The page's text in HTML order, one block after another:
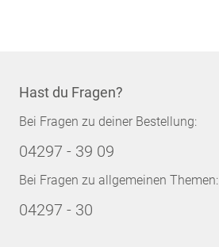
Hast du Fragen?
Bei Fragen zu deiner Bestellung:
04297 - 39 09
Bei Fragen zu allgemeinen Themen:
04297 - 30